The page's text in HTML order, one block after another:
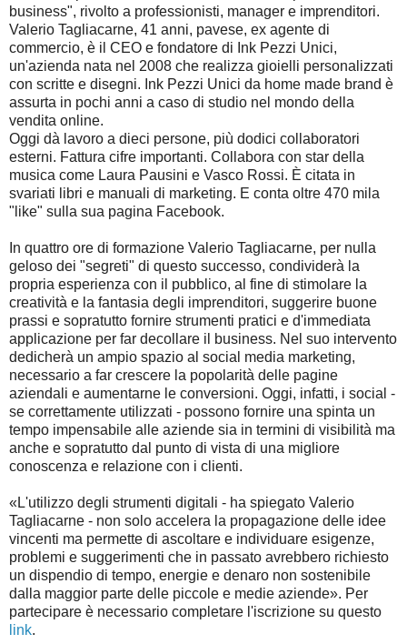
business", rivolto a professionisti, manager e imprenditori.
Valerio Tagliacarne, 41 anni, pavese, ex agente di
commercio, è il CEO e fondatore di Ink Pezzi Unici,
un'azienda nata nel 2008 che realizza gioielli personalizzati
con scritte e disegni. Ink Pezzi Unici da home made brand è
assurta in pochi anni a caso di studio nel mondo della
vendita online.
Oggi dà lavoro a dieci persone, più dodici collaboratori
esterni. Fattura cifre importanti. Collabora con star della
musica come Laura Pausini e Vasco Rossi. È citata in
svariati libri e manuali di marketing. E conta oltre 470 mila
"like" sulla sua pagina Facebook.
In quattro ore di formazione Valerio Tagliacarne, per nulla
geloso dei "segreti" di questo successo, condividerà la
propria esperienza con il pubblico, al fine di stimolare la
creatività e la fantasia degli imprenditori, suggerire buone
prassi e sopratutto fornire strumenti pratici e d'immediata
applicazione per far decollare il business. Nel suo intervento
dedicherà un ampio spazio al social media marketing,
necessario a far crescere la popolarità delle pagine
aziendali e aumentarne le conversioni. Oggi, infatti, i social -
se correttamente utilizzati - possono fornire una spinta un
tempo impensabile alle aziende sia in termini di visibilità ma
anche e sopratutto dal punto di vista di una migliore
conoscenza e relazione con i clienti.
«L'utilizzo degli strumenti digitali - ha spiegato Valerio
Tagliacarne - non solo accelera la propagazione delle idee
vincenti ma permette di ascoltare e individuare esigenze,
problemi e suggerimenti che in passato avrebbero richiesto
un dispendio di tempo, energie e denaro non sostenibile
dalla maggior parte delle piccole e medie aziende». Per
partecipare è necessario completare l'iscrizione su questo
link.